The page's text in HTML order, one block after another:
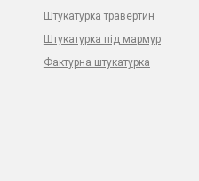
Штукатурка травертин
Штукатурка під мармур
Фактурна штукатурка